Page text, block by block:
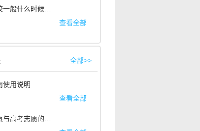
询 查询考场安排。
3. 问：国外院校一般什么时候开学？
开学时间略有差别： 大部分是9月份开学(如：英国、韩国、中
查看全部
高峰期客服工作时间：9：00-18：00。若在非服务时间内咨
全部>>
使用说明
，如果想要了解报考指南详情，可以在艺术升
查看全部